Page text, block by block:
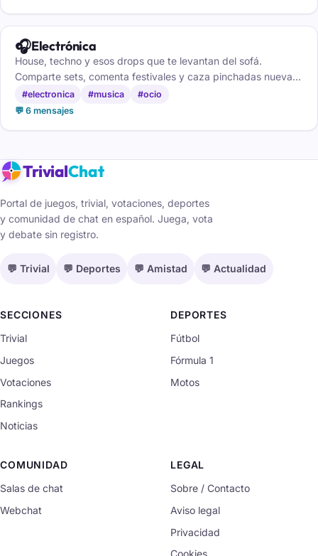
🎧Electrónica
House, techno y esos drops que te levantan del sofá.
Comparte sets, comenta festivales y caza pinchadas nuevas
con gente que vive la pista de baile. Pásate.
#electronica #musica
#ocio
💬 6 mensajes
TrivialChat
Portal de juegos, trivial, votaciones, deportes
y comunidad de chat en español. Juega, vota
y debate sin registro.
💬 Trivial 💬 Deportes 💬 Amistad 💬 Actualidad
SECCIONES
Trivial
Juegos
Votaciones
Rankings
Noticias
DEPORTES
Fútbol
Fórmula 1
Motos
COMUNIDAD
Salas de chat
Webchat
LEGAL
Sobre / Contacto
Aviso legal
Privacidad